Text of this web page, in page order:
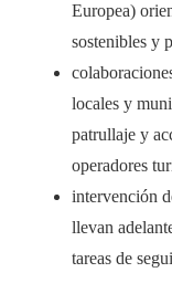
Europea)
sostenibles y
locales y
patrullaje y
operadores
intervención
llevan
tareas de